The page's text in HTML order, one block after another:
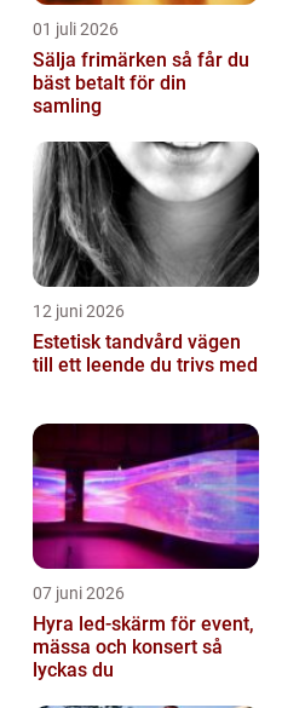
01 juli 2026
Sälja frimärken så får du
bäst betalt för din
samling
12 juni 2026
Estetisk tandvård vägen
till ett leende du trivs med
07 juni 2026
Hyra led-skärm för event,
mässa och konsert så
lyckas du